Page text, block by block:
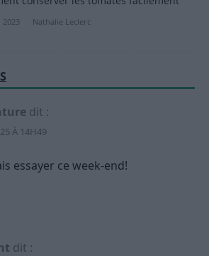
2023 Nathalie Leclerc
dit :
À 14H49
essayer ce week-end!
dit :